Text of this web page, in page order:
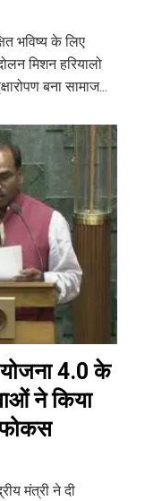
भविष्य के लिए
मिशन हरियालो
बना सामाज...
4.0 के
ने किया
मंत्री ने दी